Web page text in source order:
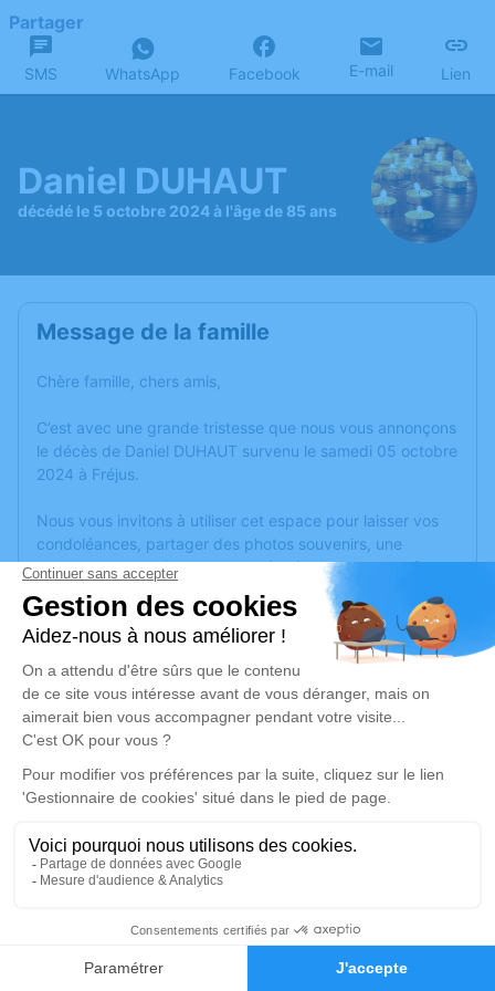
Faire-part Hommages
Partager
SMS WhatsApp Facebook E-mail Lien
Daniel DUHAUT
décédé le 5 octobre 2024 à l'âge de 85 ans
Message de la famille
Chère famille, chers amis,
C’est avec une grande tristesse que nous vous annonçons
le décès de Daniel DUHAUT survenu le samedi 05 octobre
2024 à Fréjus.
Nous vous invitons à utiliser cet espace pour laisser vos
condoléances, partager des photos souvenirs, une
anecdote ou exprimer vos pensées à travers des poèmes
ou des textes. Cet endroit est un lieu d'expression dédié à
honorer la mémoire de Daniel DUHAUT.
Un service de plantation d’arbre hommage estdisponible
samedi 12 octobre 2024 à 11h00
Crématorium de Saint-Raphaël
Boulevard de l'Aspé